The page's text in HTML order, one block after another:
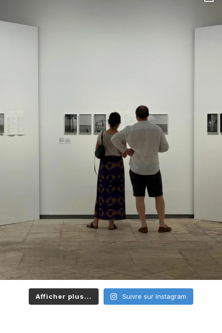
Afficher plus... Suivre sur Instagram